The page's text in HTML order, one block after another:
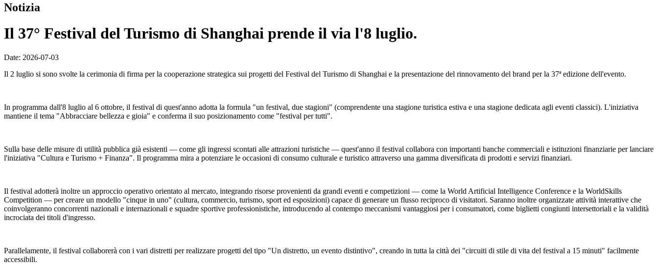
Notizia
Il 37° Festival del Turismo di Shanghai prende il via l'8 luglio.
Date: 2026-07-03
Il 2 luglio si sono svolte la cerimonia di firma per la cooperazione strategica sui progetti del Festival del Turismo di Shanghai e la presentazione del rinnovamento del brand per la 37ª edizione dell'evento.
In programma dall'8 luglio al 6 ottobre, il festival di quest'anno adotta la formula "un festival, due stagioni" (comprendente una stagione turistica estiva e una stagione dedicata agli eventi classici). L'iniziativa
mantiene il tema "Abbracciare bellezza e gioia" e conferma il suo posizionamento come "festival per tutti".
Sulla base delle misure di utilità pubblica già esistenti — come gli ingressi scontati alle attrazioni turistiche — quest'anno il festival collabora con importanti banche commerciali e istituzioni finanziarie per lanciare
l'iniziativa "Cultura e Turismo + Finanza". Il programma mira a potenziare le occasioni di consumo culturale e turistico attraverso una gamma diversificata di prodotti e servizi finanziari.
Il festival adotterà inoltre un approccio operativo orientato al mercato, integrando risorse provenienti da grandi eventi e competizioni — come la World Artificial Intelligence Conference e la WorldSkills
Competition — per creare un modello "cinque in uno" (cultura, commercio, turismo, sport ed esposizioni) capace di generare un flusso reciproco di visitatori. Saranno inoltre organizzate attività interattive che
coinvolgeranno concorrenti nazionali e internazionali e squadre sportive professionistiche, introducendo al contempo meccanismi vantaggiosi per i consumatori, come biglietti congiunti intersettoriali e la validità
incrociata dei titoli d'ingresso.
Parallelamente, il festival collaborerà con i vari distretti per realizzare progetti del tipo "Un distretto, un evento distintivo", creando in tutta la città dei "circuiti di stile di vita del festival a 15 minuti" facilmente
accessibili.